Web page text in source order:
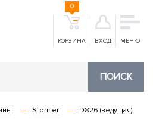
КОРЗИНА
0
ВХОД МЕНЮ
ПОИСК
Stormer D826 (ведущая)